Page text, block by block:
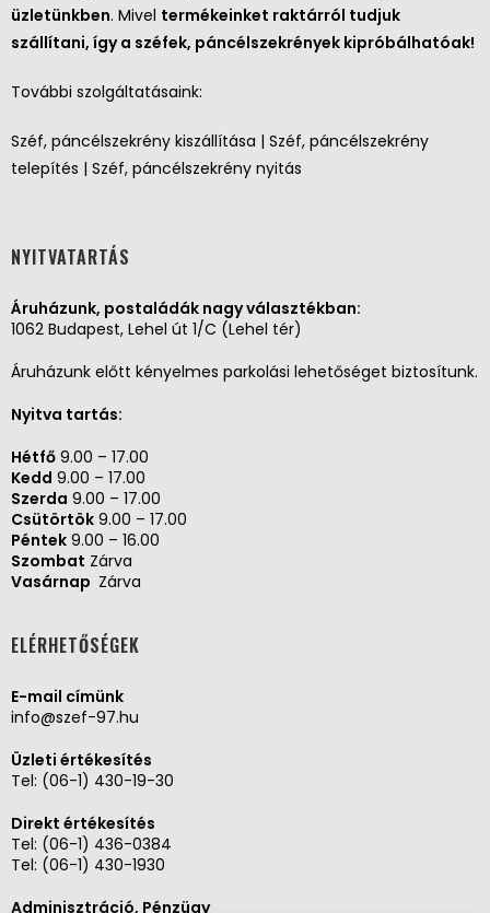
üzletünkben. Mivel termékeinket raktárról tudjuk
szállítani, így a széfek, páncélszekrények kipróbálhatóak!
További szolgáltatásaink:
Széf, páncélszekrény kiszállítása | Széf, páncélszekrény
telepítés | Széf, páncélszekrény nyitás
NYITVATARTÁS
Áruházunk, postaládák nagy választékban:
1062 Budapest, Lehel út 1/C (Lehel tér)
Áruházunk előtt kényelmes parkolási lehetőséget biztosítunk.
Nyitva tartás:
Hétfő 9.00 – 17.00
Kedd 9.00 – 17.00
Szerda 9.00 – 17.00
Csütörtök 9.00 – 17.00
Péntek 9.00 – 16.00
Szombat Zárva
Vasárnap Zárva
ELÉRHETŐSÉGEK
E-mail címünk
info@szef-97.hu
Üzleti értékesítés
Tel: (06-1) 430-19-30
Direkt értékesítés
Tel: (06-1) 436-0384
Tel: (06-1) 430-1930
Adminisztráció, Pénzügy